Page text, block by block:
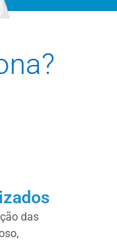
das